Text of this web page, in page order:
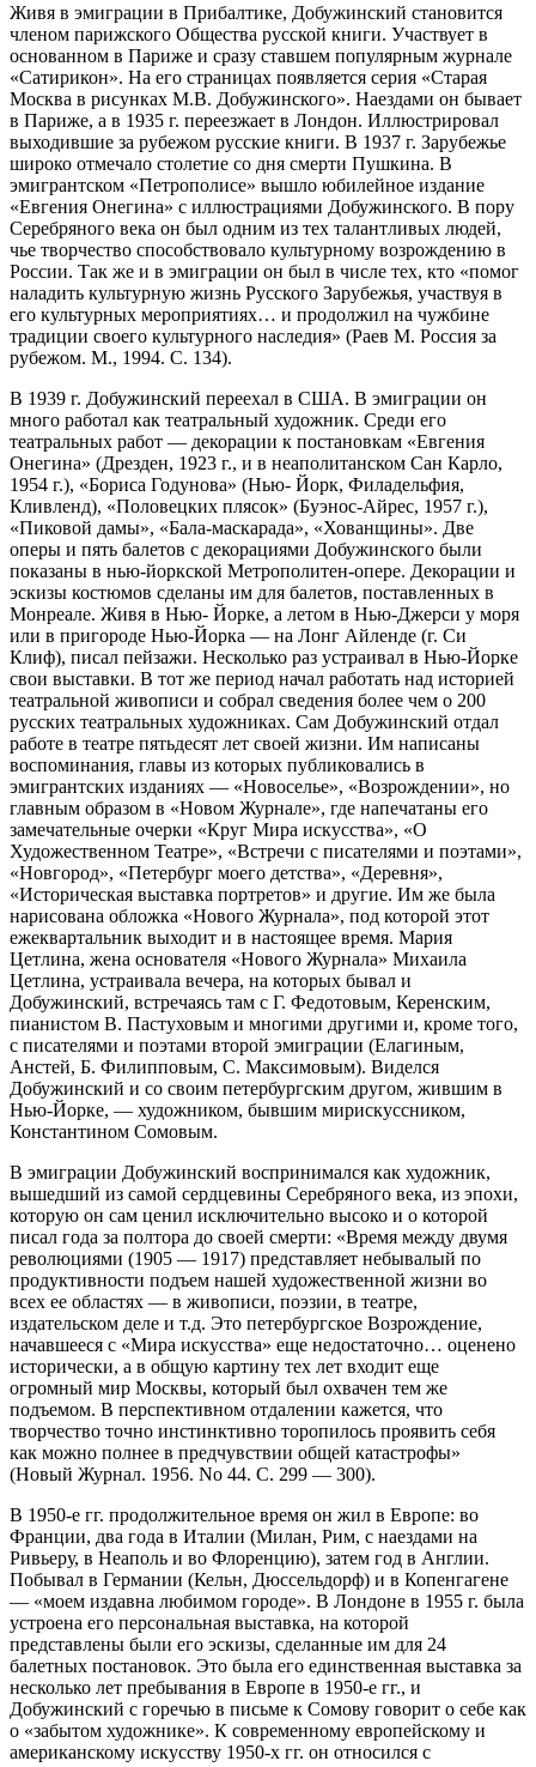
Живя в эмиграции в Прибалтике, Добужинский становится
членом парижского Общества русской книги. Участвует в
основанном в Париже и сразу ставшем популярным журнале
«Сатирикон». На его страницах появляется серия «Старая
Москва в рисунках М.В. Добужинского». Наездами он бывает
в Париже, а в 1935 г. переезжает в Лондон. Иллюстрировал
выходившие за рубежом русские книги. В 1937 г. Зарубежье
широко отмечало столетие со дня смерти Пушкина. В
эмигрантском «Петрополисе» вышло юбилейное издание
«Евгения Онегина» с иллюстрациями Добужинского. В пору
Серебряного века он был одним из тех талантливых людей,
чье творчество способствовало культурному возрождению в
России. Так же и в эмиграции он был в числе тех, кто «помог
наладить культурную жизнь Русского Зарубежья, участвуя в
его культурных мероприятиях… и продолжил на чужбине
традиции своего культурного наследия» (Раев М. Россия за
рубежом. М., 1994. С. 134).
В 1939 г. Добужинский переехал в США. В эмиграции он
много работал как театральный художник. Среди его
театральных работ — декорации к постановкам «Евгения
Онегина» (Дрезден, 1923 г., и в неаполитанском Сан Карло,
1954 г.), «Бориса Годунова» (Нью- Йорк, Филадельфия,
Кливленд), «Половецких плясок» (Буэнос-Айрес, 1957 г.),
«Пиковой дамы», «Бала-маскарада», «Хованщины». Две
оперы и пять балетов с декорациями Добужинского были
показаны в нью-йоркской Метрополитен-опере. Декорации и
эскизы костюмов сделаны им для балетов, поставленных в
Монреале. Живя в Нью- Йорке, а летом в Нью-Джерси у моря
или в пригороде Нью-Йорка — на Лонг Айленде (г. Си
Клиф), писал пейзажи. Несколько раз устраивал в Нью-Йорке
свои выставки. В тот же период начал работать над историей
театральной живописи и собрал сведения более чем о 200
русских театральных художниках. Сам Добужинский отдал
работе в театре пятьдесят лет своей жизни. Им написаны
воспоминания, главы из которых публиковались в
эмигрантских изданиях — «Новоселье», «Возрождении», но
главным образом в «Новом Журнале», где напечатаны его
замечательные очерки «Круг Мира искусства», «О
Художественном Театре», «Встречи с писателями и поэтами»,
«Новгород», «Петербург моего детства», «Деревня»,
«Историческая выставка портретов» и другие. Им же была
нарисована обложка «Нового Журнала», под которой этот
ежеквартальник выходит и в настоящее время. Мария
Цетлина, жена основателя «Нового Журнала» Михаила
Цетлина, устраивала вечера, на которых бывал и
Добужинский, встречаясь там с Г. Федотовым, Керенским,
пианистом В. Пастуховым и многими другими и, кроме того,
с писателями и поэтами второй эмиграции (Елагиным,
Анстей, Б. Филипповым, С. Максимовым). Виделся
Добужинский и со своим петербургским другом, жившим в
Нью-Йорке, — художником, бывшим мирискуссником,
Константином Сомовым.
В эмиграции Добужинский воспринимался как художник,
вышедший из самой сердцевины Серебряного века, из эпохи,
которую он сам ценил исключительно высоко и о которой
писал года за полтора до своей смерти: «Время между двумя
революциями (1905 — 1917) представляет небывалый по
продуктивности подъем нашей художественной жизни во
всех ее областях — в живописи, поэзии, в театре,
издательском деле и т.д. Это петербургское Возрождение,
начавшееся с «Мира искусства» еще недостаточно… оценено
исторически, а в общую картину тех лет входит еще
огромный мир Москвы, который был охвачен тем же
подъемом. В перспективном отдалении кажется, что
творчество точно инстинктивно торопилось проявить себя
как можно полнее в предчувствии общей катастрофы»
(Новый Журнал. 1956. No 44. С. 299 — 300).
В 1950-е гг. продолжительное время он жил в Европе: во
Франции, два года в Италии (Милан, Рим, с наездами на
Ривьеру, в Неаполь и во Флоренцию), затем год в Англии.
Побывал в Германии (Кельн, Дюссельдорф) и в Копенгагене
— «моем издавна любимом городе». В Лондоне в 1955 г. была
устроена его персональная выставка, на которой
представлены были его эскизы, сделанные им для 24
балетных постановок. Это была его единственная выставка за
несколько лет пребывания в Европе в 1950-е гг., и
Добужинский с горечью в письме к Сомову говорит о себе как
о «забытом художнике». К современному европейскому и
американскому искусству 1950-х гг. он относился с